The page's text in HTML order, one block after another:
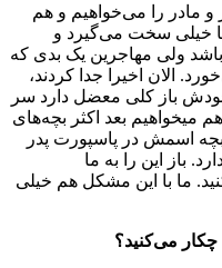
مادر را می‌خواهیم و هم
خیلی سخت می‌گیرد و
ولی مهاجرین یک بدی که
الان اخیرا جدا کردند،
باز کلی معضل دارد سر
میخواهیم بعد اکثر بچه‌های
بچه اسمش در پاسپورت پدر
باز این را به ما
ما با این مشکل هم خیلی
چکار می‌کنید؟